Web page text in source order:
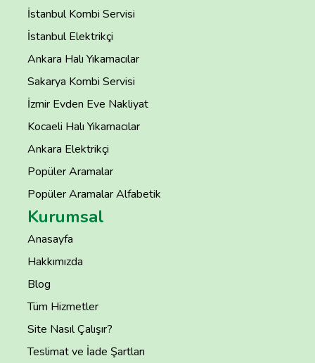
İstanbul Kombi Servisi
İstanbul Elektrikçi
Ankara Halı Yıkamacılar
Sakarya Kombi Servisi
İzmir Evden Eve Nakliyat
Kocaeli Halı Yıkamacılar
Ankara Elektrikçi
Popüler Aramalar
Popüler Aramalar Alfabetik
Kurumsal
Anasayfa
Hakkımızda
Blog
Tüm Hizmetler
Site Nasıl Çalışır?
Teslimat ve İade Şartları